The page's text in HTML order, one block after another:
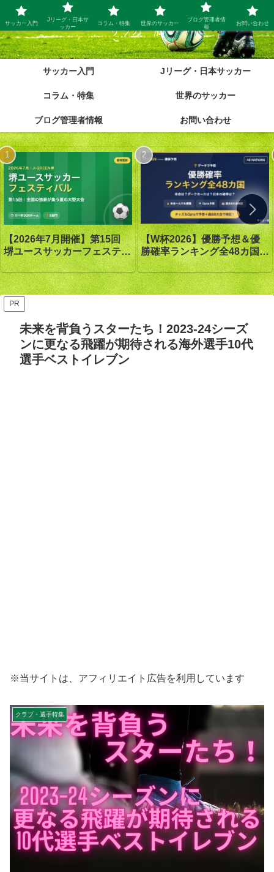
サッカー脳
サッカー入門 Jリーグ・日本サッカー
コラム・特集 世界のサッカー
ブログ管理者情報 お問い合わせ
【2026年7月開催】第15回
堺ユースサッカーフェスティ
バル in J-GREEN堺｜大会概
要・日程・参加カテゴリ【随
時更新】
【W杯2026】優勝予想＆優
勝確率ランキング全48カ国｜
優勝は1番人気スペイン｜オ
ッズ答え合わせ【Opta検
証】
PR
未来を背負うスターたち！2023-24シーズ
ンに更なる飛躍が期待される海外選手10代
選手ベストイレブン
※当サイトは、アフィリエイト広告を利用しています
クラブ・選手特集
サッカー入門
Jリーグ・日本サ
ッカー
コラム・特集 世界のサッカー
ブログ管理者情
報
お問い合わせ